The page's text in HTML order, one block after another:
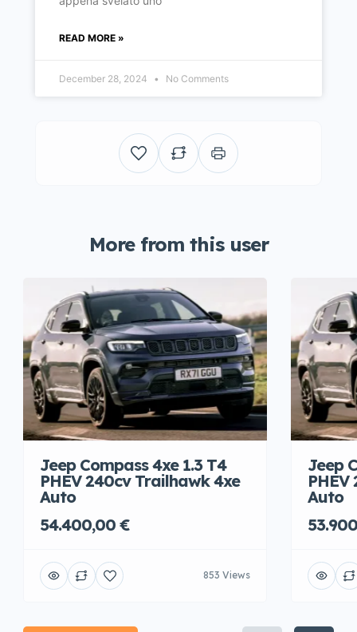
READ MORE »
December 28, 2024 No Comments
More from this user
Jeep Compass 4xe 1.3 T4
PHEV 240cv Trailhawk 4xe
Auto
54.400,00 €
853 Views
Jeep
Auto